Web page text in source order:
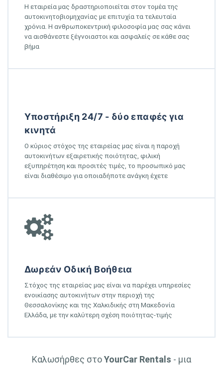
Η εταιρεία μας δραστηριοποιείται στον τομέα της
αυτοκινητοβιομηχανίας με επιτυχία τα τελευταία
χρόνια. Η ανθρωποκεντρική φιλοσοφία μας σας κάνει
να αισθάνεστε ξέγνοιαστοι και ασφαλείς σε κάθε σας
βήμα
Υποστήριξη 24/7 - δύο επαφές για
κινητά
Ο κύριος στόχος της εταιρείας μας είναι η παροχή
αυτοκινήτων εξαιρετικής ποιότητας, φιλική
εξυπηρέτηση και προσιτές τιμές, το προσωπικό μας
είναι διαθέσιμο για οποιαδήποτε ανάγκη έχετε
Δωρεάν Οδική Βοήθεια
Στόχος της εταιρείας μας είναι να παρέχει υπηρεσίες
ενοικίασης αυτοκινήτων στην περιοχή της
Θεσσαλονίκης και της Χαλκιδικής στη Μακεδονία
Ελλάδα, με την καλύτερη σχέση ποιότητας-τιμής
Καλωσήρθες στοYourCar Rentals - μια